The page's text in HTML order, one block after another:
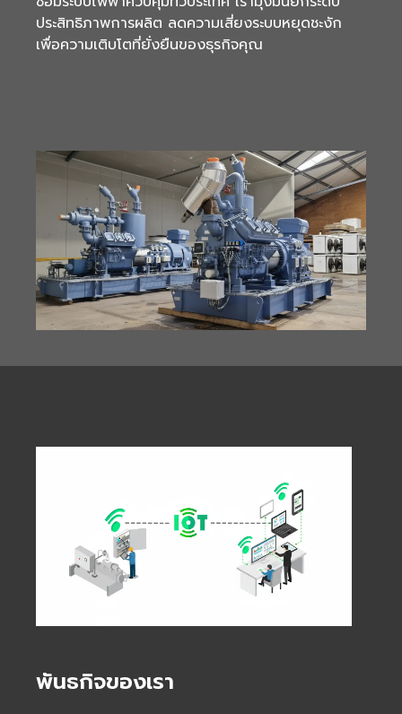
ประสิทธิภาพการผลิต ลดความเสี่ยงระบบหยุดชะงัก
เพื่อความเติบโตที่ยั่งยืนของธุรกิจคุณ
พันธกิจของเรา